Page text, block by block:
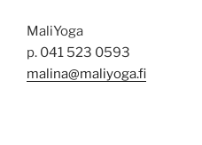
MaliYoga
p. 041 523 0593
malina@maliyoga.fi